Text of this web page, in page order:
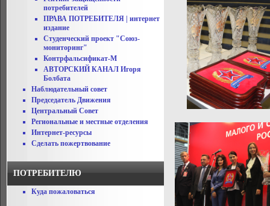
потребителей
ПРАВА ПОТРЕБИТЕЛЯ | интернет
издание
Студенческий проект "Союз-
мониторинг"
Контрфальсификат-М
АВТОРСКИЙ КАНАЛ Игоря
Болбата
Наблюдательный совет
Председатель Движения
Центральный Совет
Региональные и местные отделения
Интернет-ресурсы
Сделать пожертвование
ПОТРЕБИТЕЛЮ
Куда пожаловаться